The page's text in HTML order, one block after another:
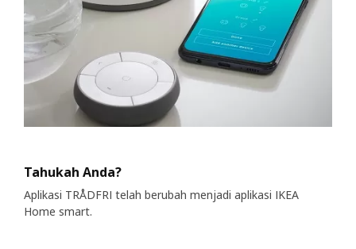
Tahukah Anda?
Aplikasi TRÅDFRI telah berubah menjadi aplikasi IKEA
Home smart.